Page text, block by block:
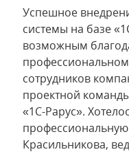
Успешное
системы на базе
возможным
сотрудников
проектной
«1С-Рарус».
Красильникова,